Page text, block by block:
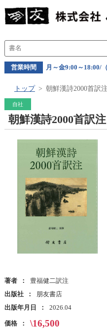
営業時間 月～金9:00～18:00/
トップ 朝鮮漢詩2000首訳注
自社
朝鮮漢詩2000首訳注
著者
豊福健二訳注
出版社
朋友書店
出版年月日
2026.04
価格 \16,500